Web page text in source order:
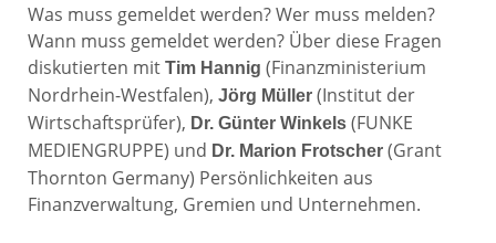
Was muss gemeldet werden? Wer muss melden?
Wann muss gemeldet werden? Über diese Fragen
diskutierten mit Tim Hannig (Finanzministerium
Nordrhein-Westfalen), Jörg Müller (Institut der
Wirtschaftsprüfer), Dr. Günter Winkels (FUNKE
MEDIENGRUPPE) und Dr. Marion Frotscher (Grant
Thornton Germany) Persönlichkeiten aus
Finanzverwaltung, Gremien und Unternehmen.